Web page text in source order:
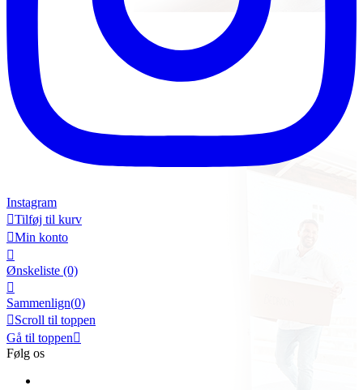
Instagram
Tilføj til kurv
Min konto

Ønskeliste (0)

Sammenlign(0)
Scroll til toppen
Gå til toppen
Følg os